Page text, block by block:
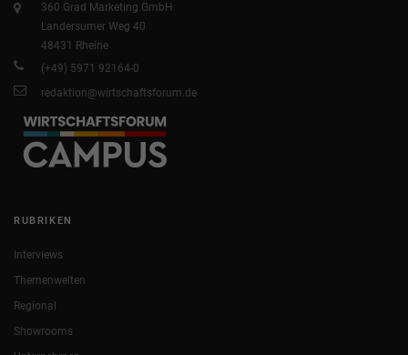
360 Grad Marketing GmbH
Landersumer Weg 40
48431 Rheine
(+49) 5971 92164-0
redaktion@wirtschaftsforum.de
RUBRIKEN
Interviews
Themenwelten
Regional
Showrooms